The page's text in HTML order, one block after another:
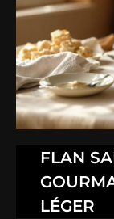
FLAN
LÉGER